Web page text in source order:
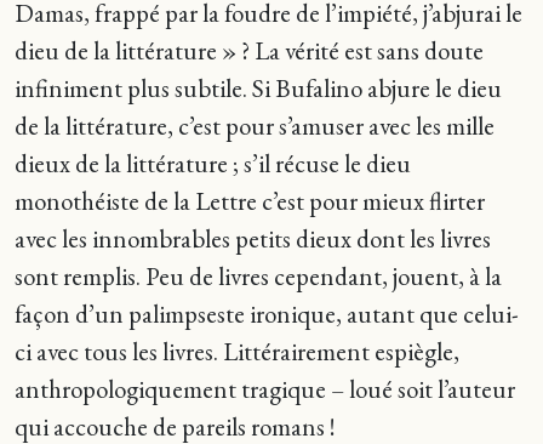
Damas, frappé par la foudre de l’impiété, j’abjurai le
dieu de la littérature » ? La vérité est sans doute
infiniment plus subtile. Si Bufalino abjure le dieu
de la littérature, c’est pour s’amuser avec les mille
dieux de la littérature ; s’il récuse le dieu
monothéiste de la Lettre c’est pour mieux flirter
avec les innombrables petits dieux dont les livres
sont remplis. Peu de livres cependant, jouent, à la
façon d’un palimpseste ironique, autant que celui-
ci avec tous les livres. Littérairement espiègle,
anthropologiquement tragique – loué soit l’auteur
qui accouche de pareils romans !